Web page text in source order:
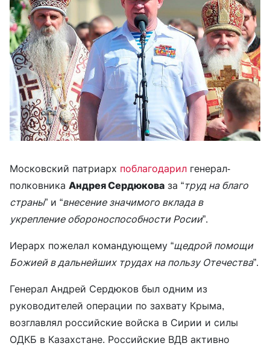
Московский патриарх поблагодарил генерал-
полковника Андрея Сердюкова за “труд на благо
страны” и “внесение значимого вклада в
укрепление обороноспособности Росии”.
Иерарх пожелал командующему “щедрой помощи
Божией в дальнейших трудах на пользу Отечества”.
Генерал Андрей Сердюков был одним из
руководителей операции по захвату Крыма,
возглавлял российские войска в Сирии и силы
ОДКБ в Казахстане. Российские ВДВ активно